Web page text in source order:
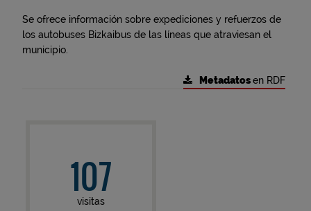
Se ofrece información sobre expediciones y refuerzos de
los autobuses Bizkaibus de las líneas que atraviesan el
municipio.
Metadatosen RDF
107
visitas